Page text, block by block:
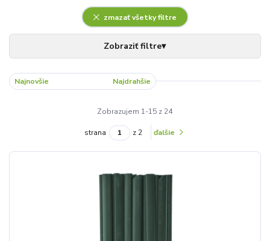
zmazať všetky filtre
Najnovšie Najdrahšie
Zobrazujem 1-15 z 24
strana z 2 ďalšie